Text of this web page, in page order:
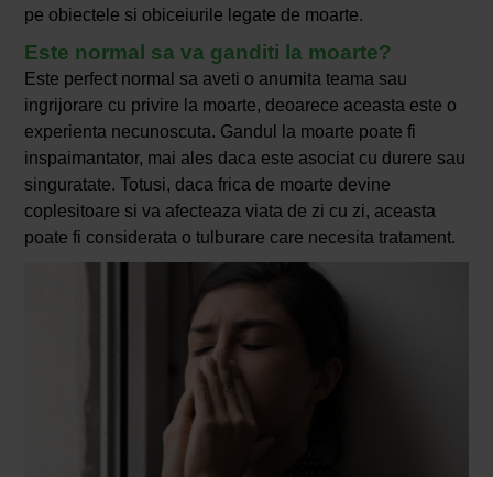
pe obiectele si obiceiurile legate de moarte.
Este normal sa va ganditi la moarte?
Este perfect normal sa aveti o anumita teama sau
ingrijorare cu privire la moarte, deoarece aceasta este o
experienta necunoscuta. Gandul la moarte poate fi
inspaimantator, mai ales daca este asociat cu durere sau
singuratate. Totusi, daca frica de moarte devine
coplesitoare si va afecteaza viata de zi cu zi, aceasta
poate fi considerata o tulburare care necesita tratament.